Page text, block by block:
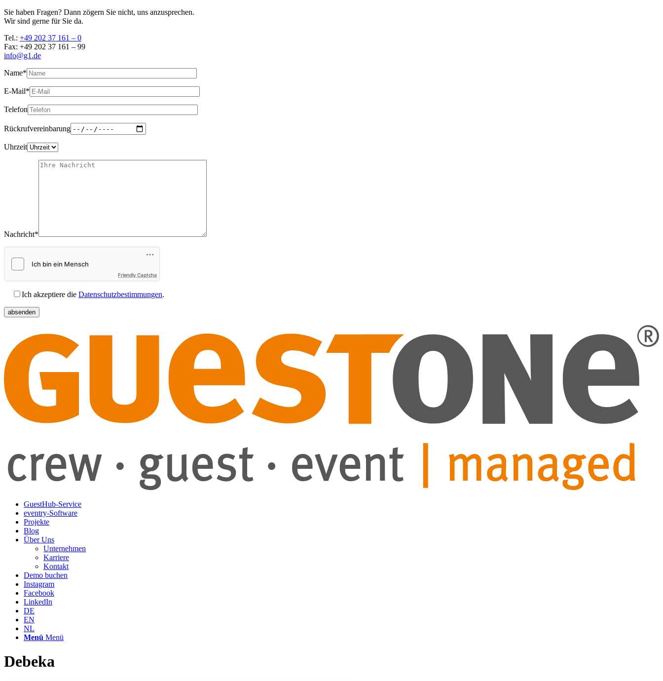
Sie haben Fragen? Dann zögern Sie nicht, uns anzusprechen.
Wir sind gerne für Sie da.
Tel.: +49 202 37 161 – 0
Fax: +49 202 37 161 – 99
info@g1.de
Name*
E-Mail*
Telefon
Rückrufvereinbarung
Uhrzeit
Nachricht*
Friendly Captcha
Ich akzeptiere die Datenschutzbestimmungen.
GuestHub-Service
eventry-Software
Projekte
Blog
Über Uns
Unternehmen
Karriere
Kontakt
Demo buchen
Instagram
Facebook
LinkedIn
DE
EN
NL
Menü Menü
Debeka